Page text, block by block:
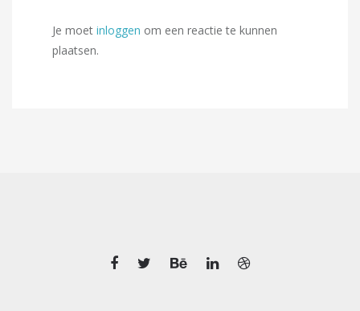
Je moet inloggen om een reactie te kunnen
plaatsen.